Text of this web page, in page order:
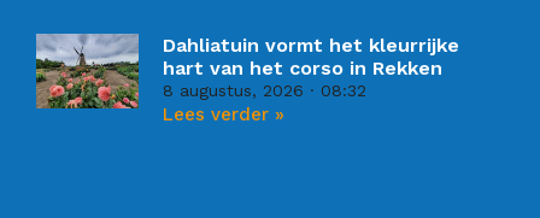
Dahliatuin vormt het kleurrijke
hart van het corso in Rekken
8 augustus, 2026 08:32
Lees verder »